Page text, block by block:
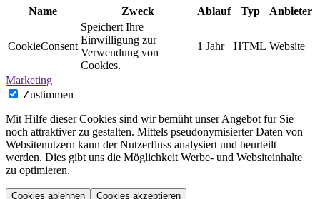
Name Zweck Ablauf Typ Anbieter
CookieConsent
Speichert Ihre
Einwilligung zur
Verwendung von
Cookies.
1 Jahr HTML Website
Marketing
Zustimmen
Mit Hilfe dieser Cookies sind wir bemüht unser Angebot für Sie
noch attraktiver zu gestalten. Mittels pseudonymisierter Daten von
Websitenutzern kann der Nutzerfluss analysiert und beurteilt
werden. Dies gibt uns die Möglichkeit Werbe- und Websiteinhalte
zu optimieren.
Cookies ablehnen Cookies akzeptieren